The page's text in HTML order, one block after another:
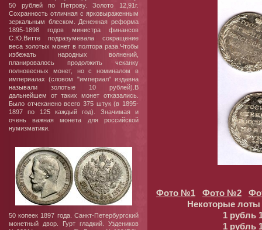
50 рублей по Петрову. Золото 12,91г.
Сохранность отличная с ярковыраженным
зеркальным блеском. Денежная реформа
1895-1898 годов министра финансов
С.Ю.Витте подразумевала сокращение
веса золотых монет в полтора раза.Чтобы
избежать народных волнений,
планировалось продолжить чеканку
полновесных монет, но с номиналом в
империалах (словом "империал" издавна
называли золотые 10 рублей).В
дальнейшем от таких монет отказались.
Было отчеканено всего 375 штук (в 1895-
1897 по 125 каждый год). Значимая и
очень важная монета для российской
нумизматики.
50 копеек 1897 года. Санкт-Петербургский
монетный двор. Гурт гладкий. Уздеников
Фото №1 Фото №2
Некоторые лоты
1 рубль
1 рубль